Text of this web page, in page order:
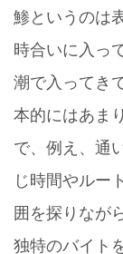
鯵というのは
時合いに入っ
潮で入ってき
本的にはあま
で、例え、通
じ時間やルー
囲を探りなが
独特のバイト